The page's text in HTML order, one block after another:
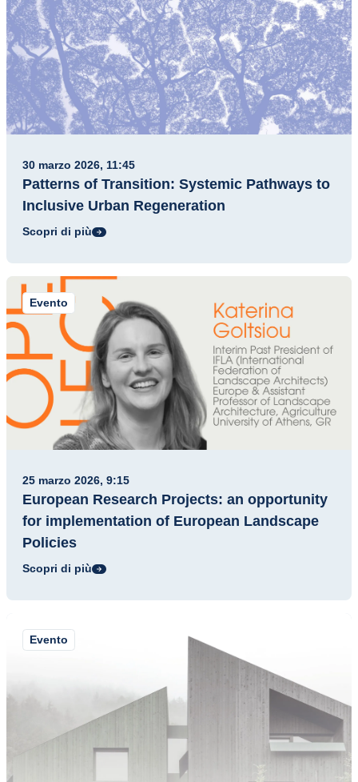
30 marzo 2026, 11:45
Patterns of Transition: Systemic Pathways to
Inclusive Urban Regeneration
Scopri di più
Evento
25 marzo 2026, 9:15
European Research Projects: an opportunity
for implementation of European Landscape
Policies
Scopri di più
Evento